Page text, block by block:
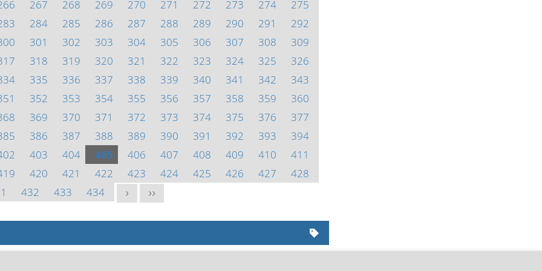
267 268 269 270 271 272 273 274
275
284 285 286 287 288 289 290 291
292
301 302 303 304 305 306 307 308
309
318 319 320 321 322 323 324 325
326
335 336 337 338 339 340 341 342
343
352 353 354 355 356 357 358 359
360
369 370 371 372 373 374 375 376
377
386 387 388 389 390 391 392 393
394
403 404 405 406 407 408 409 410
411
420 421 422 423 424 425 426 427
428
432 433 434 > >>